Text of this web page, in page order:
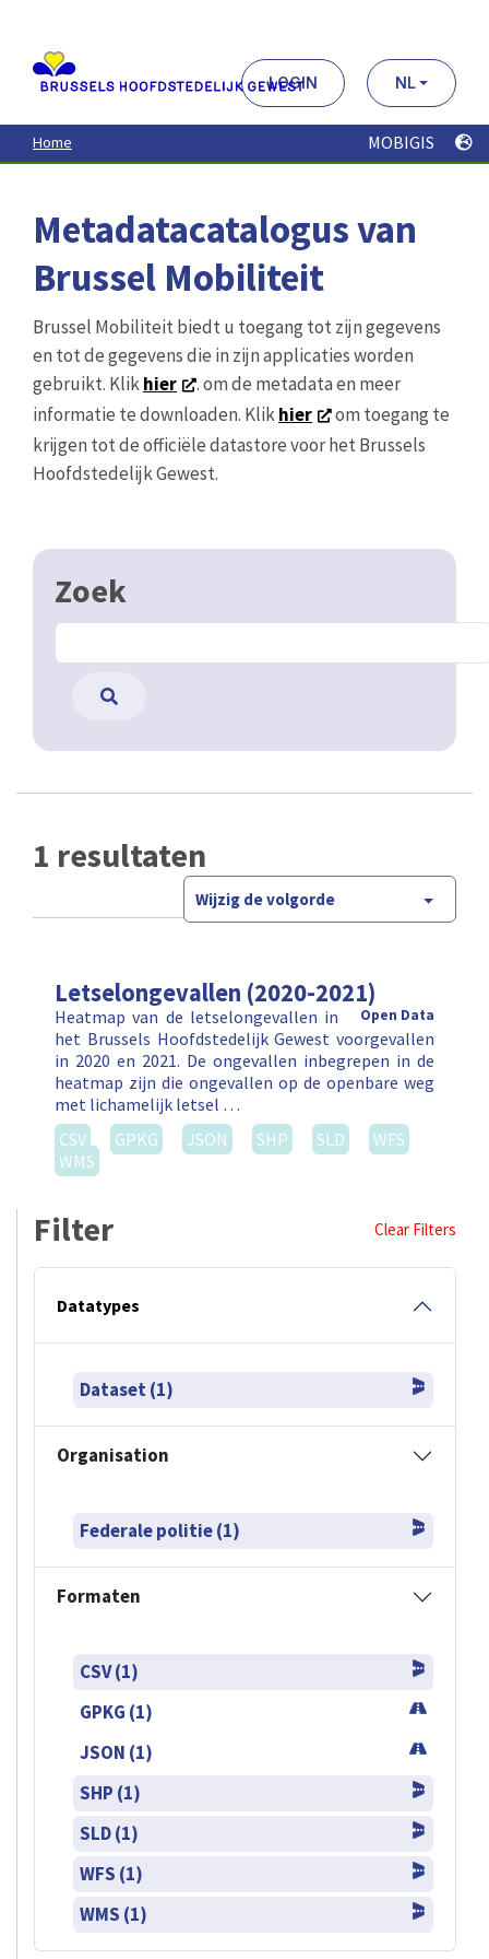
contenu
principal
LOGIN NL
Home MOBIGIS
Metadatacatalogus van
Brussel Mobiliteit
Brussel Mobiliteit biedt u toegang tot zijn gegevens
en tot de gegevens die in zijn applicaties worden
gebruikt. Klikhier
. om de metadata en meer
informatie te downloaden. Klikhier
om toegang te
krijgen tot de officiële datastore voor het Brussels
Hoofdstedelijk Gewest.
Zoek
1 resultaten
Wijzig de volgorde
Letselongevallen (2020-2021)
Open Data
Heatmap van de letselongevallen in
het Brussels Hoofdstedelijk Gewest voorgevallen
in 2020 en 2021. De ongevallen inbegrepen in de
heatmap zijn die ongevallen op de openbare weg
met lichamelijk letsel …
CSV
GPKG JSON SHP SLD
WFS
WMS
Filter Clear Filters
Datatypes
Dataset (1)
Organisation
Federale politie (1)
Formaten
CSV (1)
GPKG (1)
JSON (1)
SHP (1)
SLD (1)
WFS (1)
WMS (1)